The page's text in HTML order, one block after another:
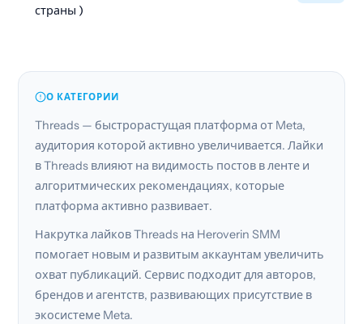
страны )
О КАТЕГОРИИ
Threads — быстрорастущая платформа от Meta,
аудитория которой активно увеличивается. Лайки
в Threads влияют на видимость постов в ленте и
алгоритмических рекомендациях, которые
платформа активно развивает.
Накрутка лайков Threads на Heroverin SMM
помогает новым и развитым аккаунтам увеличить
охват публикаций. Сервис подходит для авторов,
брендов и агентств, развивающих присутствие в
экосистеме Meta.